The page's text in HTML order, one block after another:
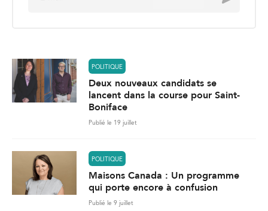
POLITIQUE
Deux nouveaux candidats se
lancent dans la course pour Saint-
Boniface
Publié le 19 juillet
POLITIQUE
Maisons Canada : Un programme
qui porte encore à confusion
Publié le 9 juillet